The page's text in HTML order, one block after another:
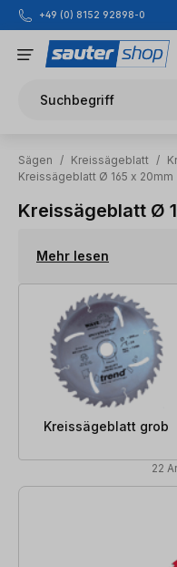
Zum Hauptinhalt
+49 (0) 8152 92898-0
Suchbegriff
Sägen / Kreissägeblatt /
Kreissägeblatt Ø 165 x 20mm
Kreissägeblatt Ø
Mehr lesen
Kreissägeblatt grob
22
22 Artikel gefunden